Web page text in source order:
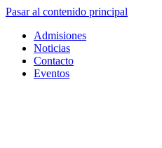
Pasar al contenido principal
Admisiones
Noticias
Contacto
Eventos